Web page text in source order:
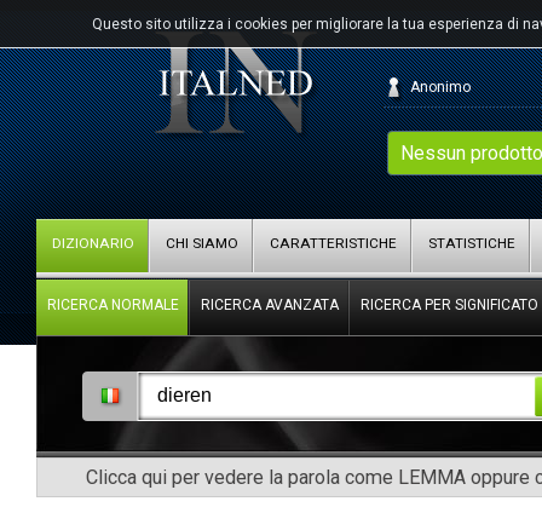
Questo sito utilizza i cookies per migliorare la tua esperienza di
Nessun
Anonimo
DIZIONARIO CHI SIAMO CARATTERISTICHE STATISTICHE
RICERCA NORMALE RICERCA AVANZATA RICERCA PER SIGNIFICATO
Clicca qui per vedere la parola come LEMMA oppure